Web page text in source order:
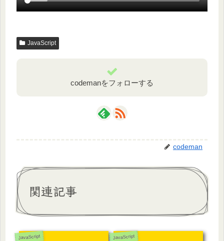
JavaScript
codemanをフォローする
codeman
関連記事
JavaScript JavaScript